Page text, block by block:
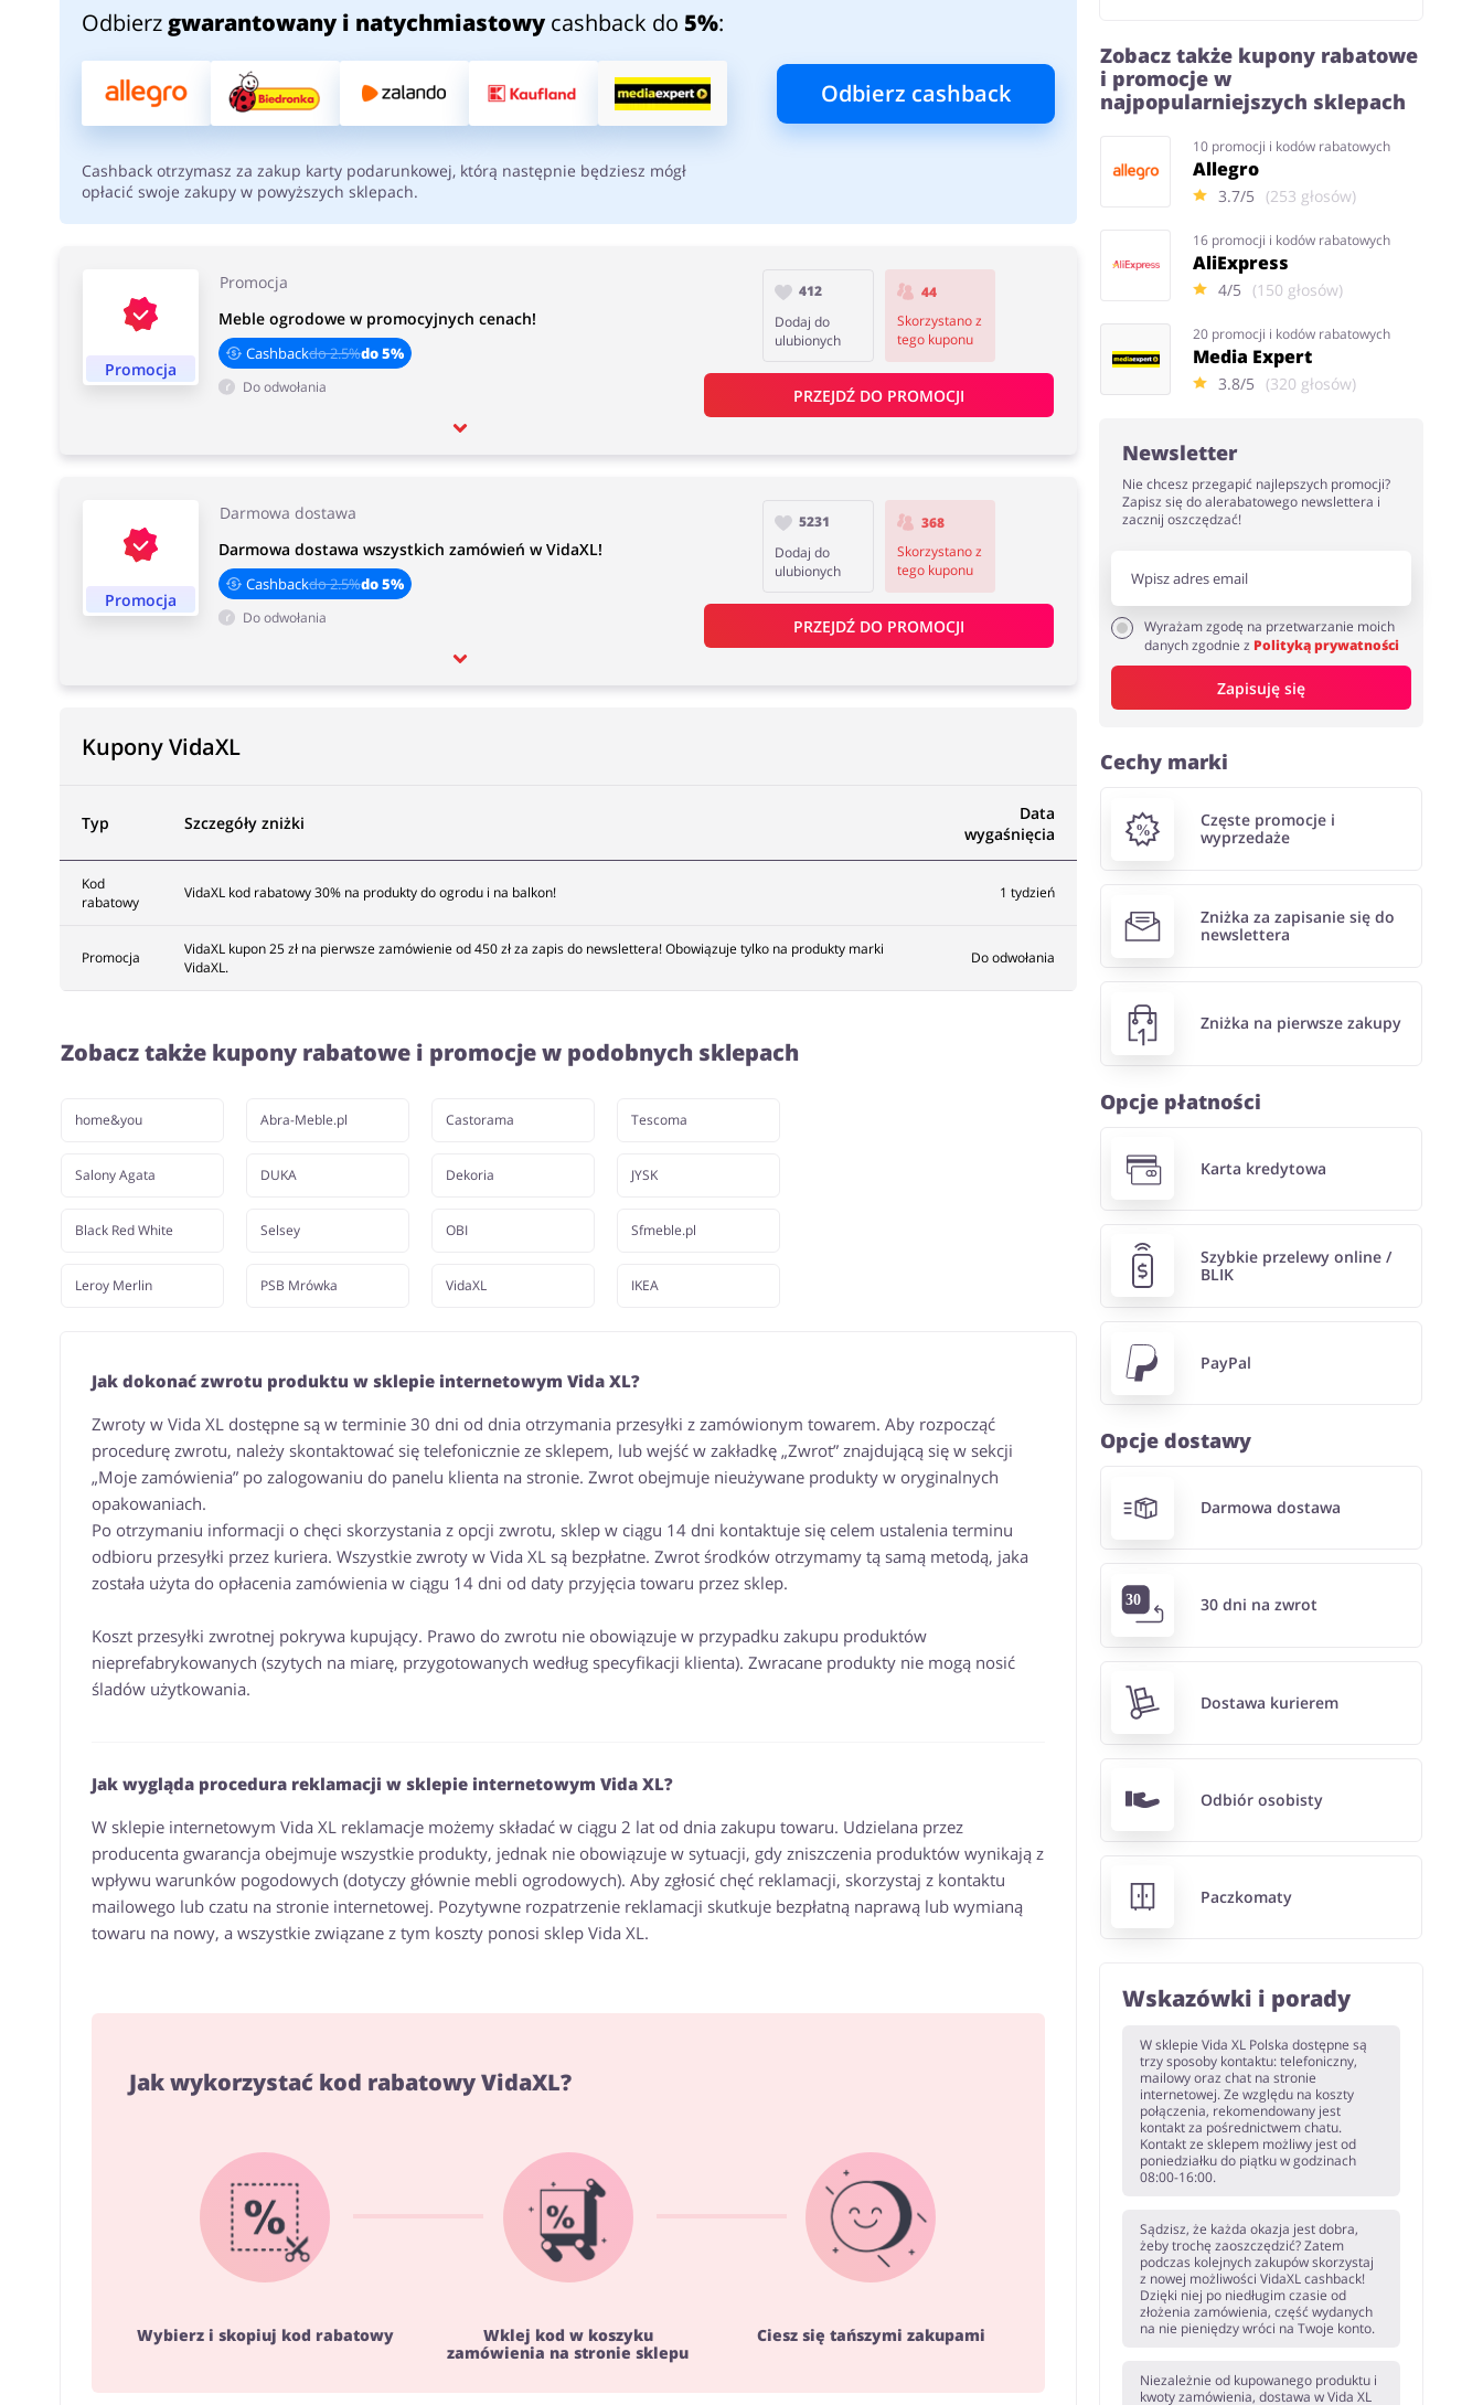
Promocja
Promocja
Meble ogrodowe w promocyjnych cenach!
Cashbackdo 2.5%do 5%
Do odwołania
412
Dodaj do
ulubionych
44
Skorzystano z
tego kuponu
PRZEJDŹ DO PROMOCJI
Promocja
Darmowa dostawa
Darmowa dostawa wszystkich zamówień w VidaXL!
Cashbackdo 2.5%do 5%
Do odwołania
5231
Dodaj do
ulubionych
368
Skorzystano z
tego kuponu
PRZEJDŹ DO PROMOCJI
Odbierz gwarantowany i natychmiastowycashback do 5%:
Odbierz cashback
Cashback otrzymasz za zakup karty podarunkowej, którą następnie będziesz mógł
opłacić swoje zakupy w powyższych sklepach.
Kupony VidaXL
Typ Szczegóły zniżki
Data
wygaśnięcia
Kod
rabatowy
VidaXL kod rabatowy 30% na produkty do ogrodu i na balkon! 1 tydzień
Promocja
VidaXL kupon 25 zł na pierwsze zamówienie od 450 zł za zapis do newslettera! Obowiązuje tylko na produkty marki
VidaXL.
Do odwołania
Zobacz także kupony rabatowe i promocje w podobnych sklepach
home&you
Salony Agata
Black Red White
Leroy Merlin
Abra-Meble.pl
DUKA
Selsey
PSB Mrówka
Castorama
Dekoria
OBI
VidaXL
Tescoma
JYSK
Sfmeble.pl
IKEA
Jak dokonać zwrotu produktu w sklepie internetowym Vida XL?
Zwroty w Vida XL dostępne są w terminie 30 dni od dnia otrzymania przesyłki z zamówionym towarem. Aby rozpocząć
procedurę zwrotu, należy skontaktować się telefonicznie ze sklepem, lub wejść w zakładkę „Zwrot” znajdującą się w sekcji
„Moje zamówienia” po zalogowaniu do panelu klienta na stronie. Zwrot obejmuje nieużywane produkty w oryginalnych
opakowaniach.
Po otrzymaniu informacji o chęci skorzystania z opcji zwrotu, sklep w ciągu 14 dni kontaktuje się celem ustalenia terminu
odbioru przesyłki przez kuriera. Wszystkie zwroty w Vida XL są bezpłatne. Zwrot środków otrzymamy tą samą metodą, jaka
została użyta do opłacenia zamówienia w ciągu 14 dni od daty przyjęcia towaru przez sklep.
Koszt przesyłki zwrotnej pokrywa kupujący. Prawo do zwrotu nie obowiązuje w przypadku zakupu produktów
nieprefabrykowanych (szytych na miarę, przygotowanych według specyfikacji klienta). Zwracane produkty nie mogą nosić
śladów użytkowania.
Jak wygląda procedura reklamacji w sklepie internetowym Vida XL?
W sklepie internetowym Vida XL reklamacje możemy składać w ciągu 2 lat od dnia zakupu towaru. Udzielana przez
producenta gwarancja obejmuje wszystkie produkty, jednak nie obowiązuje w sytuacji, gdy zniszczenia produktów wynikają z
wpływu warunków pogodowych (dotyczy głównie mebli ogrodowych). Aby zgłosić chęć reklamacji, skorzystaj z kontaktu
mailowego lub czatu na stronie internetowej. Pozytywne rozpatrzenie reklamacji skutkuje bezpłatną naprawą lub wymianą
towaru na nowy, a wszystkie związane z tym koszty ponosi sklep Vida XL.
Jak wykorzystać kod rabatowy VidaXL?
Wybierz i skopiuj kod rabatowy
Wklej kod w koszyku
zamówienia na stronie sklepu
Ciesz się tańszymi zakupami
Zobacz także kupony rabatowe
i promocje w
najpopularniejszych sklepach
10 promocji i kodów rabatowych
Allegro
3.7/5 (253 głosów)
16 promocji i kodów rabatowych
AliExpress
4/5 (150 głosów)
20 promocji i kodów rabatowych
Media Expert
3.8/5 (320 głosów)
Newsletter
Nie chcesz przegapić najlepszych promocji?
Zapisz się do alerabatowego newslettera i
zacznij oszczędzać!
Wyrażam zgodę na przetwarzanie moich
danych zgodnie z Polityką prywatności
Zapisuję się
Cechy marki
Częste promocje i
wyprzedaże
Zniżka za zapisanie się do
newslettera
Zniżka na pierwsze zakupy
Opcje płatności
Karta kredytowa
Szybkie przelewy online /
BLIK
PayPal
Opcje dostawy
Darmowa dostawa
30 dni na zwrot
Dostawa kurierem
Odbiór osobisty
Paczkomaty
Wskazówki i porady
W sklepie Vida XL Polska dostępne są
trzy sposoby kontaktu: telefoniczny,
mailowy oraz chat na stronie
internetowej. Ze względu na koszty
połączenia, rekomendowany jest
kontakt za pośrednictwem chatu.
Kontakt ze sklepem możliwy jest od
poniedziałku do piątku w godzinach
08:00-16:00.
Sądzisz, że każda okazja jest dobra,
żeby trochę zaoszczędzić? Zatem
podczas kolejnych zakupów skorzystaj
z nowej możliwości VidaXL cashback!
Dzięki niej po niedługim czasie od
złożenia zamówienia, część wydanych
na nie pieniędzy wróci na Twoje konto.
Niezależnie od kupowanego produktu i
kwoty zamówienia, dostawa w Vida XL